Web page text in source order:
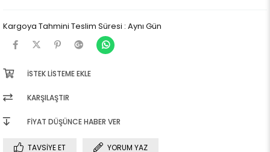
Kargoya Tahmini Teslim Süresi : Aynı Gün
İSTEK LISTEME EKLE
KARŞILAŞTIR
FIYAT DÜŞÜNCE HABER VER
TAVSIYE ET
YORUM YAZ